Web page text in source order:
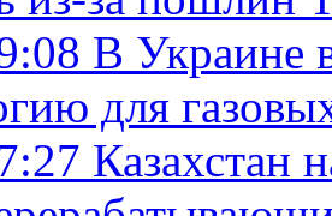
В Украине
для
Казахстан